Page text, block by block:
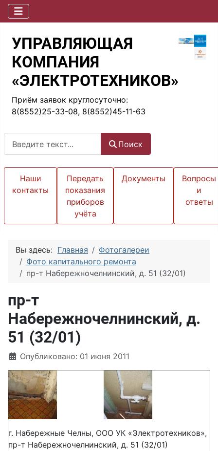
УПРАВЛЯЮЩАЯ
КОМПАНИЯ
«ЭЛЕКТРОТЕХНИКОВ»
Приём заявок круглосуточно:
8(8552)25-33-08, 8(8552)45-11-63
Поиск
Наши
контакты
Передать
показания
приборов
учёта
Документы
Вопросы
и
ответы
Вы здесь: Главная
Фотогалереи
Фото капитального ремонта
пр-т Набережночелнинский, д. 51 (32/01)
пр-т
Набережночелнинский, д.
51 (32/01)
Информация о материале
Опубликовано: 01 июня 2011
г. Набережные Челны, ООО УК «Электротехников»,
пр-т Набережночелнинский, д. 51 (32/01)